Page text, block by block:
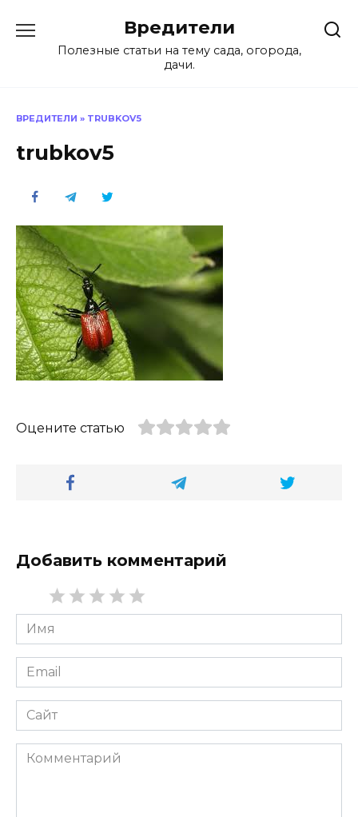
содержанию
Вредители
Полезные статьи на тему сада, огорода,
дачи.
ВРЕДИТЕЛИ » TRUBKOV5
trubkov5
Оцените статью
Добавить комментарий
Имя
*
Email
*
Сайт
Комментарий